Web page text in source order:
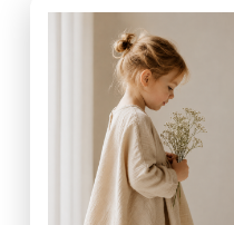
Plavky Dagny s UPF
tuscany Liewood
Vypredané